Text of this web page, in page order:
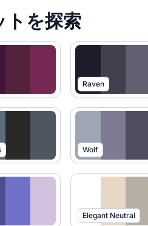
トを探索
Raven
Wolf
Elegant Neutral